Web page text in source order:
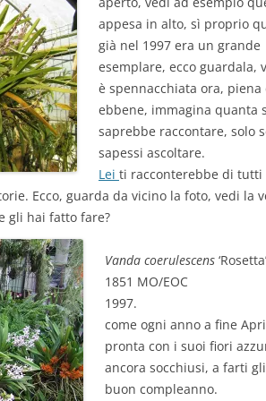
appesa in alto, sì proprio
già nel 1997 era un grande
esemplare, ecco guardala,
è spennacchiata ora, piena
ebbene, immagina quanta
saprebbe raccontare, solo
sapessi ascoltare.
Lei ti racconterebbe di tutti
Ecco, guarda da vicino la foto, vedi la
gli hai fatto fare?
Vanda coerulescens
1851 MO/EOC
1997.
come ogni anno a fine
pronta con i suoi fiori
ancora socchiusi, a farti
buon compleanno.